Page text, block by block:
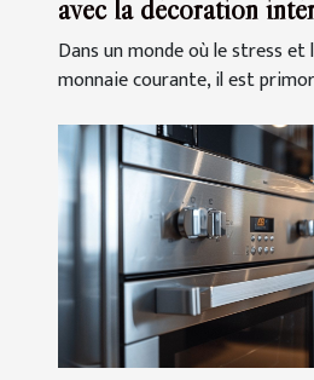
avec la décoration
Dans un monde où le stress
monnaie courante, il est